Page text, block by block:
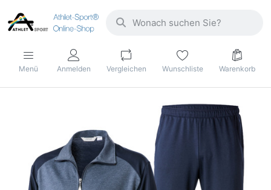
Menü Anmelden Vergleichen Wunschliste Warenkorb